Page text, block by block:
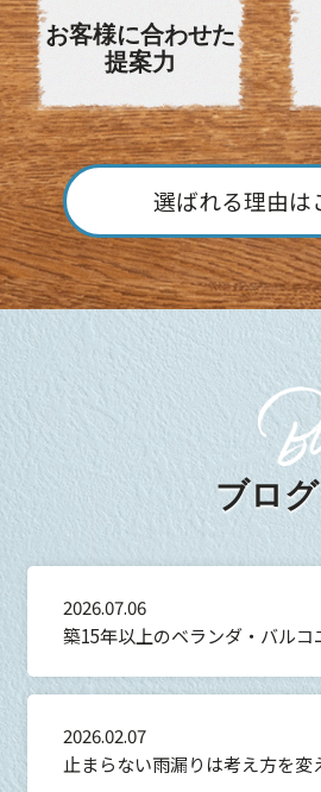
お客様に合わせた
提案力
選ばれる理由は
ブログ
2026.07.06
築15年以上のベランダ・バルコ
2026.02.07
止まらない雨漏りは考え方を変